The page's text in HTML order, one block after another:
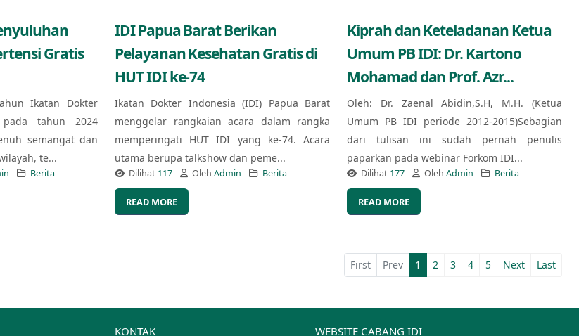
Gratis
Ikatan Dokter
tahun 2024
semangat dan
te...
Berita
IDI Papua Barat Berikan
Pelayanan Kesehatan Gratis di
HUT IDI ke-74
Ikatan Dokter Indonesia (IDI) Papua Barat
menggelar rangkaian acara dalam rangka
memperingati HUT IDI yang ke-74. Acara
utama berupa talkshow dan peme...
Dilihat 117 Oleh Admin Berita
READ MORE
Kiprah dan Keteladanan Ketua
Umum PB IDI: Dr. Kartono
Mohamad dan Prof. Azr...
Oleh: Dr. Zaenal Abidin,S.H, M.H. (Ketua
Umum PB IDI periode 2012-2015)Sebagian
dari tulisan ini sudah pernah penulis
paparkan pada webinar Forkom IDI...
Dilihat 177 Oleh Admin Berita
READ MORE
First Prev 1 2 3 4 5 Next Last
KONTAK WEBSITE CABANG IDI